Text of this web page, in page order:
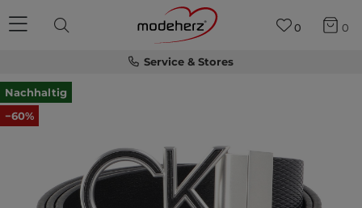
Service & Stores
0 0
Nachhaltig
−60%